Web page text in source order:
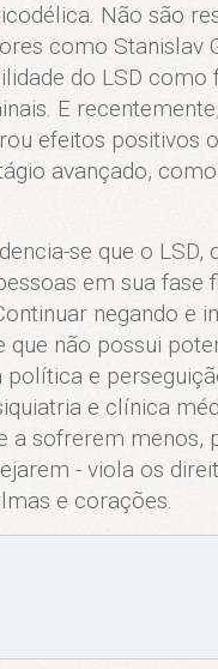
Não são
como Stanislav
do LSD
E
efeitos positivos
avançado,
se que o
em sua fase
negando e
que não possui
e
e clínica
a sofrerem menos,
- viola os
e corações.